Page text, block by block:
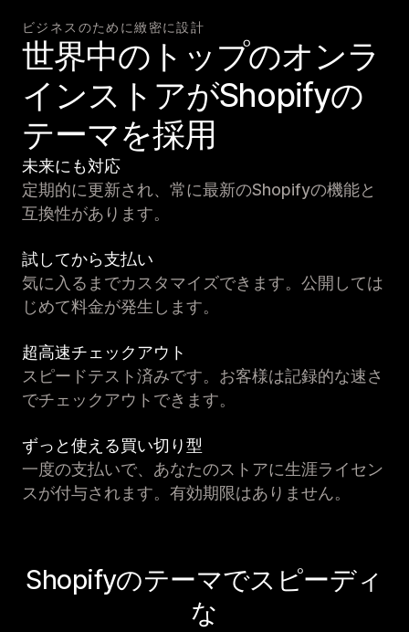
ビジネスのために緻密に設計
世界中のトップのオンラ
インストアがShopifyの
テーマを採用
未来にも対応
定期的に更新され、常に最新のShopifyの機能と
互換性があります。
試してから支払い
気に入るまでカスタマイズできます。公開しては
じめて料金が発生します。
超高速チェックアウト
スピードテスト済みです。お客様は記録的な速さ
でチェックアウトできます。
ずっと使える買い切り型
一度の支払いで、あなたのストアに生涯ライセン
スが付与されます。有効期限はありません。
Shopifyのテーマでスピーディ
な